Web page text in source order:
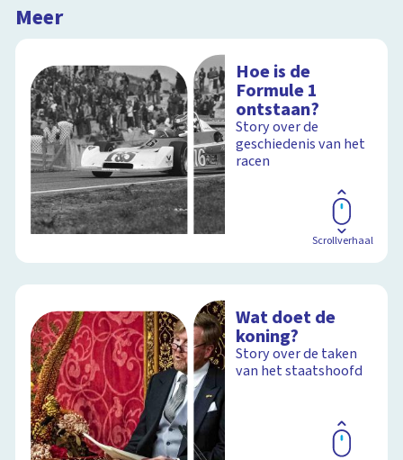
Meer
Hoe is de
Formule 1
ontstaan?
Story over de
geschiedenis van het
racen
Scrollverhaal
Wat doet de
koning?
Story over de taken
van het staatshoofd